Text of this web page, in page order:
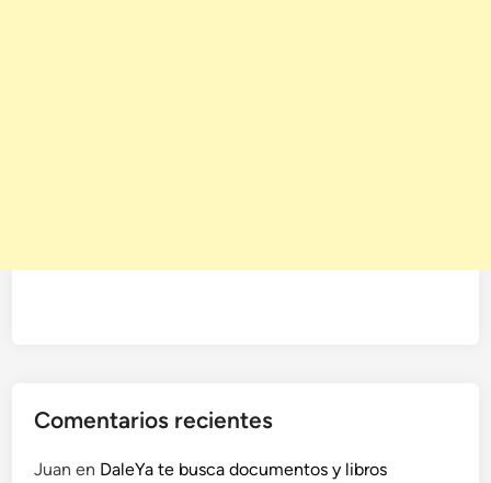
Comentarios recientes
Juan en DaleYa te busca documentos y libros